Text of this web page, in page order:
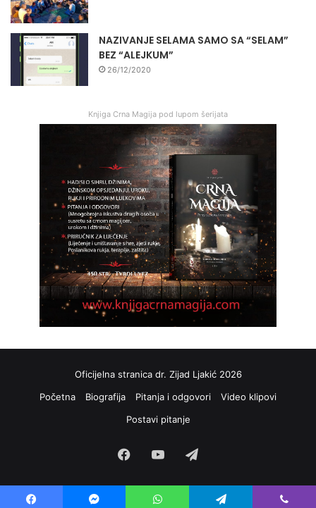
NAZIVANJE SELAMA SAMO SA “SELAM”
BEZ “ALEJKUM”
26/12/2020
Knjiga Crna Magija pod lupom šerijata
Oficijelna stranica dr. Zijad Ljakić 2026
Početna
Biografija Pitanja i odgovori
Video klipovi
Postavi pitanje
FacebookYouTube